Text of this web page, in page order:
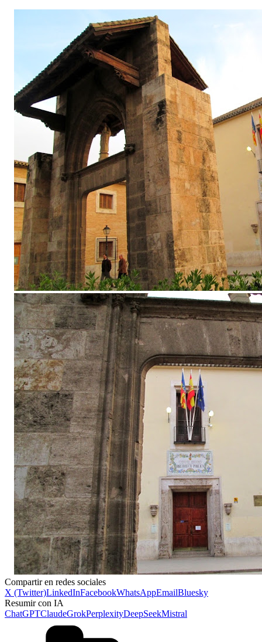
Compartir en redes sociales
X (Twitter)LinkedInFacebookWhatsAppEmailBluesky
Resumir con IA
ChatGPTClaudeGrokPerplexityDeepSeekMistral